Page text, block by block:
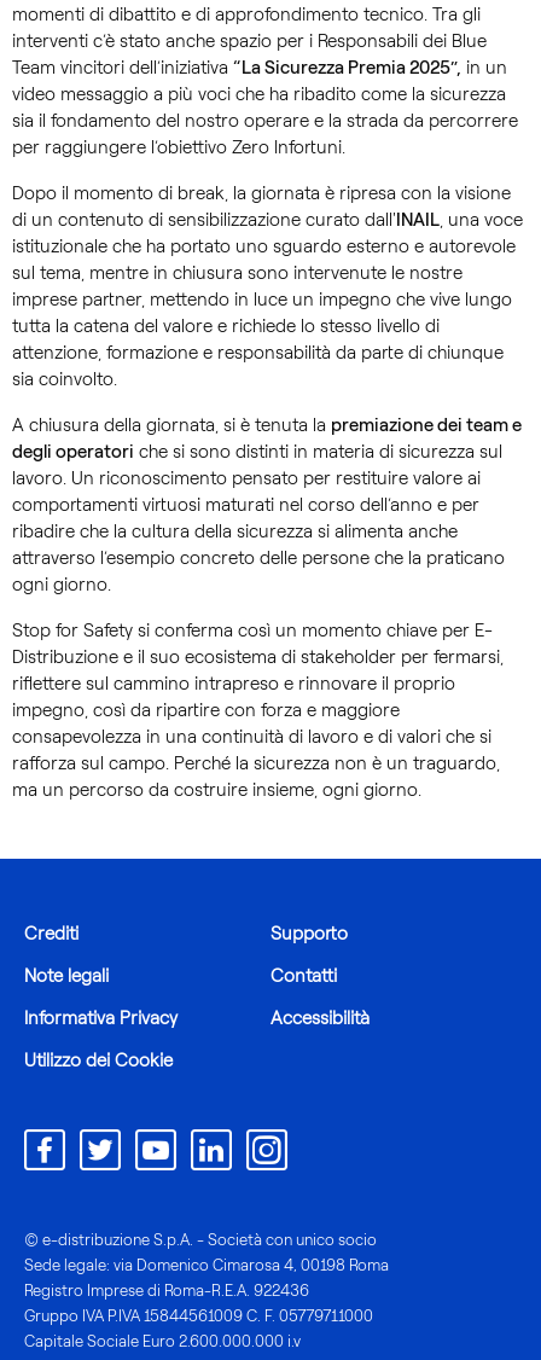
momenti di dibattito e di approfondimento tecnico. Tra gli
interventi c’è stato anche spazio per i Responsabili dei Blue
Team vincitori dell’iniziativa “La Sicurezza Premia 2025”, in un
video messaggio a più voci che ha ribadito come la sicurezza
sia il fondamento del nostro operare e la strada da percorrere
per raggiungere l’obiettivo Zero Infortuni.
Dopo il momento di break, la giornata è ripresa con la visione
di un contenuto di sensibilizzazione curato dall'INAIL, una voce
istituzionale che ha portato uno sguardo esterno e autorevole
sul tema, mentre in chiusura sono intervenute le nostre
imprese partner, mettendo in luce un impegno che vive lungo
tutta la catena del valore e richiede lo stesso livello di
attenzione, formazione e responsabilità da parte di chiunque
sia coinvolto.
A chiusura della giornata, si è tenuta la premiazione dei team e
degli operatori che si sono distinti in materia di sicurezza sul
lavoro. Un riconoscimento pensato per restituire valore ai
comportamenti virtuosi maturati nel corso dell’anno e per
ribadire che la cultura della sicurezza si alimenta anche
attraverso l’esempio concreto delle persone che la praticano
ogni giorno.
Stop for Safety si conferma così un momento chiave per E-
Distribuzione e il suo ecosistema di stakeholder per fermarsi,
riflettere sul cammino intrapreso e rinnovare il proprio
impegno, così da ripartire con forza e maggiore
consapevolezza in una continuità di lavoro e di valori che si
rafforza sul campo. Perché la sicurezza non è un traguardo,
ma un percorso da costruire insieme, ogni giorno.
© e-distribuzione S.p.A. - Società con unico socio
Sede legale: via Domenico Cimarosa 4, 00198 Roma
Registro Imprese di Roma-R.E.A. 922436
Gruppo IVA P.IVA 15844561009 C. F. 05779711000
Capitale Sociale Euro 2.600.000.000 i.v
Crediti
Note legali
Informativa Privacy
Utilizzo dei Cookie
Supporto
Contatti
Accessibilità